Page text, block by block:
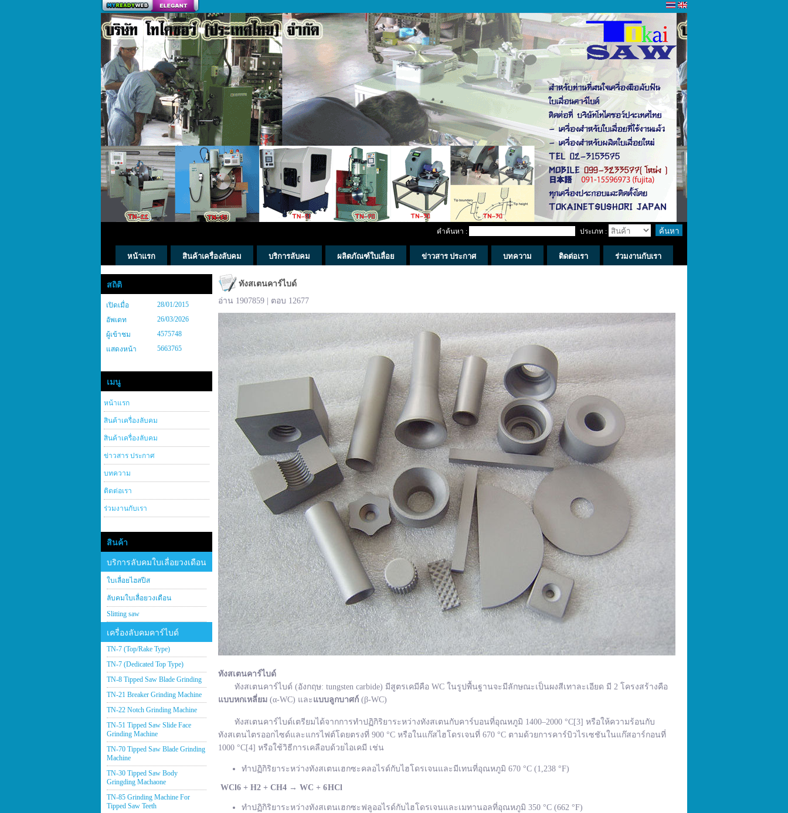
สร้างเว็บ
คำค้นหา : ประเภท :
หน้าแรก สินค้าเครื่องลับคม บริการลับคม ผลิตภัณฑ์ใบเลื่อย ข่าวสาร ประกาศ บทความ ติดต่อเรา ร่วมงานกับเรา
สถิติ
เปิดเมื่อ
28/01/2015
อัพเดท
26/03/2026
ผู้เข้าชม
4575748
แสดงหน้า
5663765
เมนู
หน้าแรก
สินค้าเครื่องลับคม
สินค้าเครื่องลับคม
ข่าวสาร ประกาศ
บทความ
ติดต่อเรา
ร่วมงานกับเรา
สินค้า
บริการลับคมใบเลื่อยวงเดือน
ใบเลื่อยไฮสปีส
ลับคมใบเลื่อยวงเดือน
Slitting saw
เครื่องลับคมคาร์ไบด์
TN-7 (Top/Rake Type)
TN-7 (Dedicated Top Type)
TN-8 Tipped Saw Blade Grinding
TN-21 Breaker Grinding Machine
TN-22 Notch Grinding Machine
TN-51 Tipped Saw Slide Face
Grinding Machine
TN-70 Tipped Saw Blade Grinding
Machine
TN-30 Tipped Saw Body
Gringding Machaone
TN-85 Grinding Machine For
Tipped Saw Teeth
ทังสเตนคาร์ไบด์
อ่าน 1907859 | ตอบ 12677
ทังสเตนคาร์ไบด์
ทังสเตนคาร์ไบด์ (อังกฤษ: tungsten carbide) มีสูตรเคมีคือ WC ในรูปพื้นฐานจะมีลักษณะเป็นผงสีเทาละเอียด มี 2 โครงสร้างคือ
แบบหกเหลี่ยม (α-WC) และ แบบลูกบาศก์ (β-WC)
ทังสเตนคาร์ไบด์เตรียมได้จากการทำปฏิกิริยาระหว่างทังสเตนกับคาร์บอนที่อุณหภูมิ 1400–2000 °C[3] หรือให้ความร้อนกับ
ทังสเตนไตรออกไซด์และแกรไฟต์โดยตรงที่ 900 °C หรือในแก๊สไฮโดรเจนที่ 670 °C ตามด้วยการคาร์บิวไรเซชันในแก๊สอาร์กอนที่
1000 °C[4] หรือใช้วิธีการเคลือบด้วยไอเคมี เช่น
ทำปฏิกิริยาระหว่างทังสเตนเฮกซะคลอไรด์กับไฮโดรเจนและมีเทนที่อุณหภูมิ 670 °C (1,238 °F)
WCl6 + H2 + CH4 → WC + 6 HCl
ทำปฏิกิริยาระหว่างทังสเตนเฮกซะฟลูออไรด์กับไฮโดรเจนและเมทานอลที่อุณหภูมิ 350 °C (662 °F)